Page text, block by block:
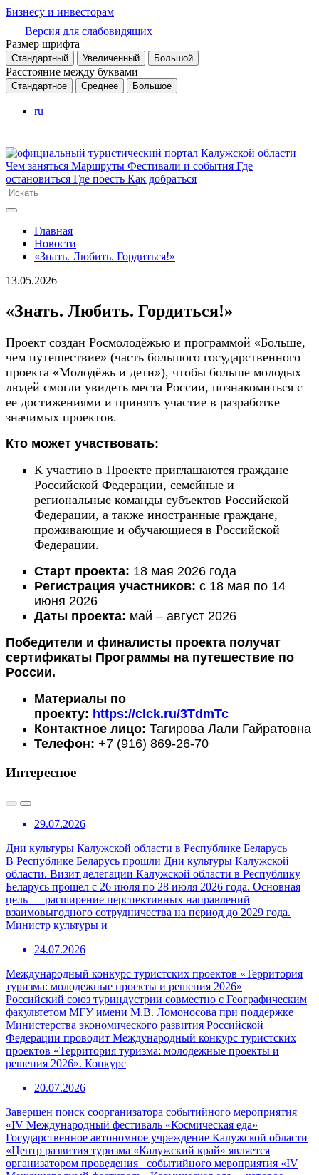
Бизнесу и инвесторам
Версия для слабовидящих
Размер шрифта
Стандартный Увеличенный Большой
Расстояние между буквами
Стандартное Среднее Большое
ru
Чем заняться Маршруты Фестивали и события Где
остановиться Где поесть Как добраться
Главная
Новости
«Знать. Любить. Гордиться!»
13.05.2026
«Знать. Любить. Гордиться!»
Проект создан Росмолодёжью и программой «Больше,
чем путешествие» (часть большого государственного
проекта «Молодёжь и дети»), чтобы больше молодых
людей смогли увидеть места России, познакомиться с
ее достижениями и принять участие в разработке
значимых проектов.
Кто может участвовать:
К участию в Проекте приглашаются граждане
Российской Федерации, семейные и
региональные команды субъектов Российской
Федерации, а также иностранные граждане,
проживающие и обучающиеся в Российской
Федерации.
Старт проекта: 18 мая 2026 года
Регистрация участников: с 18 мая по 14
июня 2026
Даты проекта: май – август 2026
Победители и финалисты проекта получат
сертификаты Программы на путешествие по
России.
Материалы по
проекту: https://clck.ru/3TdmTc
Контактное лицо: Тагирова Лали Гайратовна
Телефон: +7 (916) 869-26-70
Интересное
29.07.2026
Дни культуры Калужской области в Республике Беларусь
В Республике Беларусь прошли Дни культуры Калужской
области. Визит делегации Калужской области в Республику
Беларусь прошел с 26 июля по 28 июля 2026 года. Основная
цель — расширение перспективных направлений
взаимовыгодного сотрудничества на период до 2029 года.
Министр культуры и
24.07.2026
Международный конкурс туристских проектов «Территория
туризма: молодежные проекты и решения 2026»
Российский союз туриндустрии совместно с Географическим
факультетом МГУ имени М.В. Ломоносова при поддержке
Министерства экономического развития Российской
Федерации проводит Международный конкурс туристских
проектов «Территория туризма: молодежные проекты и
решения 2026». Конкурс
20.07.2026
Завершен поиск соорганизатора событийного мероприятия
«IV Международный фестиваль «Космическая еда»
Государственное автономное учреждение Калужской области
«Центр развития туризма «Калужский край» является
организатором проведения событийного мероприятия «IV